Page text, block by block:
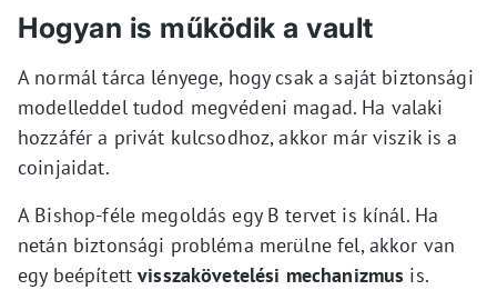
Hogyan is működik a vault
A normál tárca lényege, hogy csak a saját biztonsági
modelleddel tudod megvédeni magad. Ha valaki
hozzáfér a privát kulcsodhoz, akkor már viszik is a
coinjaidat.
A Bishop-féle megoldás egy B tervet is kínál. Ha
netán biztonsági probléma merülne fel, akkor van
egy beépítettvisszakövetelési mechanizmus is.